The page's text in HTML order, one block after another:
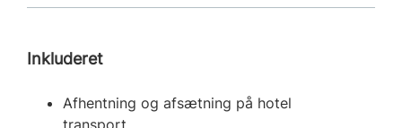
Inkluderet
Afhentning og afsætning på hotel
transport